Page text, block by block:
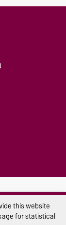
this website
for statistical